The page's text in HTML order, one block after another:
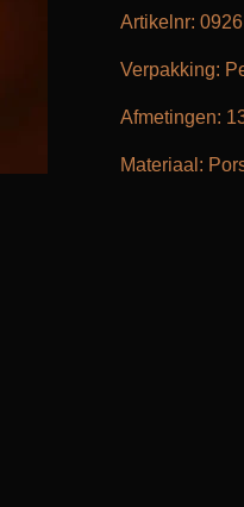
Artikelnr: 0926
Verpakking:
Afmetingen:
Materiaal: